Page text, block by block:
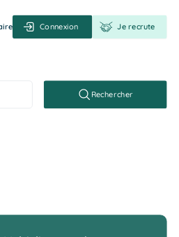
Connexion Je recrute
Rechercher